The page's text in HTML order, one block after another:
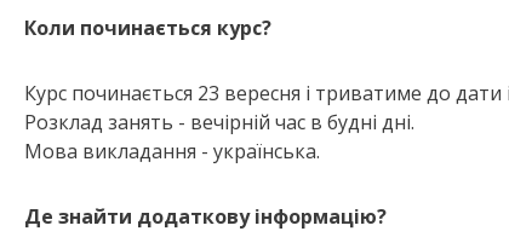
Коли починається курс?
Курс починається 23 вересня і триватиме до дати
Розклад занять - вечірній час в будні дні.
Мова викладання - українська.
Де знайти додаткову інформацію?